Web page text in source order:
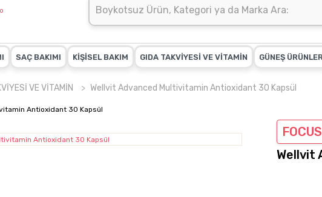
SAÇ BAKIMI KİŞİSEL BAKIM GIDA TAKVİYESİ VE VİTAMİN GÜNEŞ
VE VİTAMİN Wellvit Advanced Multivitamin Antioxidant 30 Kapsül
Wellvit